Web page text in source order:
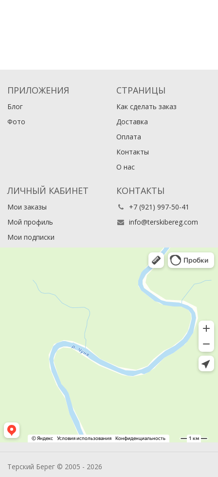
ПРИЛОЖЕНИЯ
Блог
Фото
СТРАНИЦЫ
Как сделать заказ
Доставка
Оплата
Контакты
О нас
ЛИЧНЫЙ КАБИНЕТ
Мои заказы
Мой профиль
Мои подписки
КОНТАКТЫ
+7 (921) 997-50-41
info@terskibereg.com
Терский Берег © 2005 - 2026